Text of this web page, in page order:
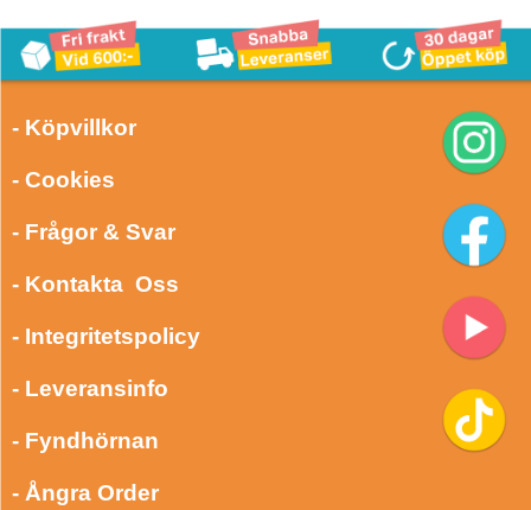
- Köpvillkor
- Cookies
- Frågor & Svar
- Kontakta Oss
- Integritetspolicy
- Leveransinfo
- Fyndhörnan
- Ångra Order